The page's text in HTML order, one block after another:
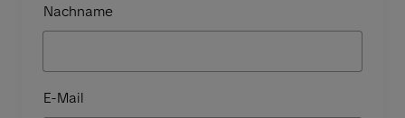
Nachname
E-Mail